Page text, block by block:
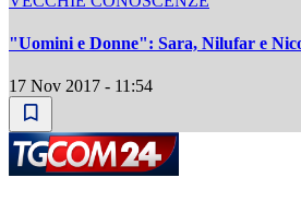
"Uomini e Donne": Sara, Nilufar e
17 Nov 2017 - 11:54